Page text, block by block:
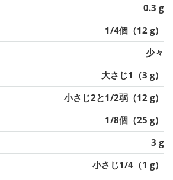
0.3 g
1/4個（12 g）
少々
大さじ1（3 g）
小さじ2と1/2弱（12 g）
1/8個（25 g）
3 g
小さじ1/4（1 g）